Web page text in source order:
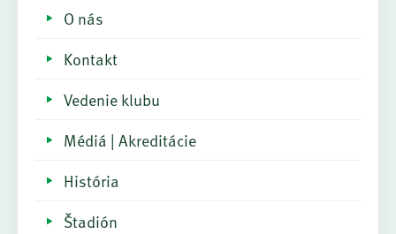
O nás
Kontakt
Vedenie klubu
Médiá | Akreditácie
História
Štadión